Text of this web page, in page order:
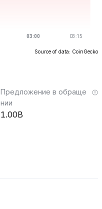
Source of data: CoinGecko
Предложение в обраще
нии
1.00B